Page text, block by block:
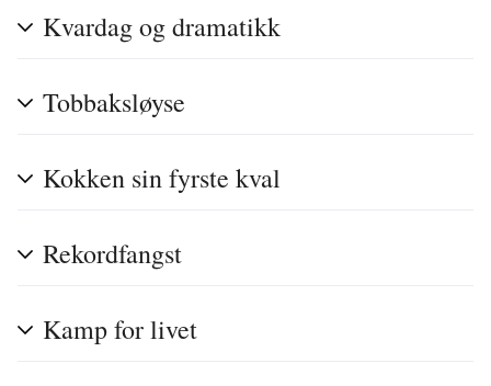
Kvardag og dramatikk
Tobbaksløyse
Kokken sin fyrste kval
Rekordfangst
Kamp for livet